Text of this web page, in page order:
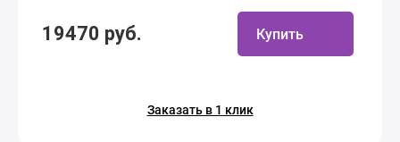
19470 руб. Купить
Заказать в 1 клик